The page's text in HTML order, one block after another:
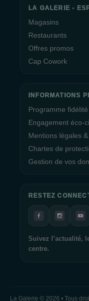
LA GALERIE -
Magasins
Restaurants
Offres promos
Cap Cowork
INFORMATIONS
Programme fidélité
Engagement éco-
Mentions légales
Chartes de
Gestion de vos
RESTEZ
Suivez l’actualité,
centre.
La Galerie © 2026 • Tous